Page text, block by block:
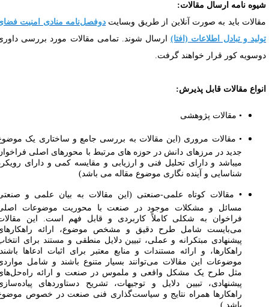
نامه ارسال مقالات:
باید به صورت آنلاین از طریق وبسایتدوفصل‌نامه منادی امنیت فضای
و تبادل اطلاعات (افتا)ارسال شوند. تمامی مقالات مورد بررسی داوری
کور قرار خواهند گرفت.
مقالات قابل پذیرش:
• مقالات پژوهشی
• مقالات مروری (این مقالات به بررسی جامع و ساختاری یک موضوع
جدید در مرزهای دانش در حوزه های مرتبط با محورهای اصلی فراخوان
میباشد و دارای تحلیل فنی و ارزیابی و مقایسه کمی و دارای رویکرد
شناسایی و آینده نگاری موضوع مقاله می باشد)
•مقالات کوتاه علمی-صنعتی (این مقالات به بیان علمی و صنعتی
مسائل و مشکلات موجود در صنعت با محوریت موضوعات اصلی
فراخوان به شکلی کاملاً کاربردی و قابل فهم است. این مقالات
می‌بایست شامل طرح دقیق و مشخص موضوع، ارائه راهکارهای
پیشنهادی مبتکرانه و عملی، تبیین دلایل منطقی و مستند برای انتخاب
راهکارها، و ارائه مستندات و منابع معتبر برای اثبات ادعاها باشند.
موضوعات این مقالات می‌توانند بسیار متنوع باشند و شامل مواردی
مثل طرح یک مشکل واقعی و ملموس در صنعت و ارائه راه‌حل‌های
پیشنهادی، تبیین دلایل و توجیهات، تشریح دستاوردهای پیاده‌سازی
راهکارها همراه نتایج و سیاست‌گذاری فنی صنعت در خصوص موضوع